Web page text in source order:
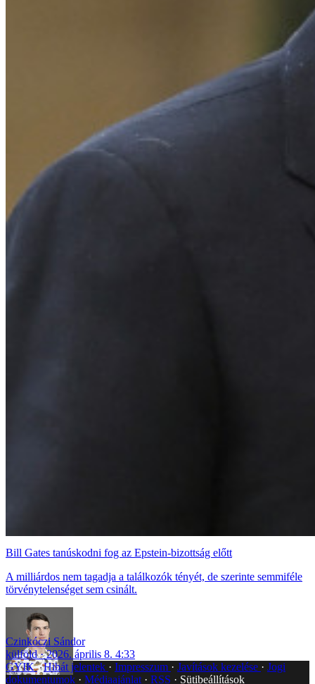
Bill Gates tanúskodni fog az Epstein-bizottság előtt
A milliárdos nem tagadja a találkozók tényét, de szerinte semmiféle
törvénytelenséget sem csinált.
Czinkóczi Sándor
külföld
2026. április 8. 4:33
GYIK Hibát jelentek Impresszum Javítások kezelése
Jogi
dokumentumok
Médiaajánlat RSS Sütibeállítások